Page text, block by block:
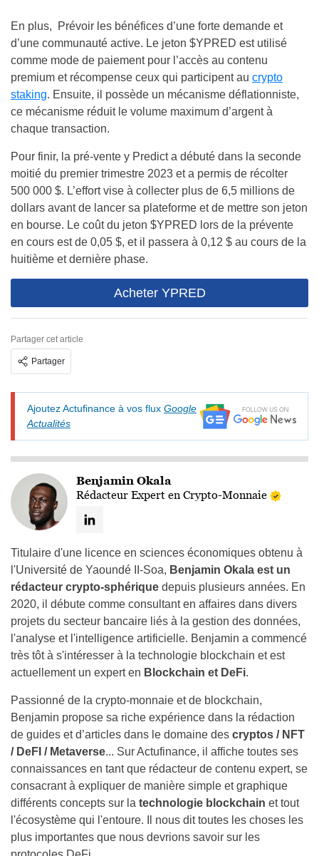
En plus, Prévoir les bénéfices d’une forte demande et
d’une communauté active. Le jeton $YPRED est utilisé
comme mode de paiement pour l’accès au contenu
premium et récompense ceux qui participent au crypto
staking. Ensuite, il possède un mécanisme déflationniste,
ce mécanisme réduit le volume maximum d’argent à
chaque transaction.
Pour finir, la pré-vente y Predict a débuté dans la seconde
moitié du premier trimestre 2023 et a permis de récolter
500 000 $. L’effort vise à collecter plus de 6,5 millions de
dollars avant de lancer sa plateforme et de mettre son jeton
en bourse. Le coût du jeton $YPRED lors de la prévente
en cours est de 0,05 $, et il passera à 0,12 $ au cours de la
huitième et dernière phase.
Acheter YPRED
Partager cet article
Partager
Ajoutez Actufinance à vos flux Google
Actualités
Benjamin Okala
Rédacteur Expert en Crypto-Monnaie
Titulaire d'une licence en sciences économiques obtenu à
l'Université de Yaoundé II-Soa, Benjamin Okala est un
rédacteur crypto-sphérique depuis plusieurs années. En
2020, il débute comme consultant en affaires dans divers
projets du secteur bancaire liés à la gestion des données,
l'analyse et l'intelligence artificielle. Benjamin a commencé
très tôt à s'intéresser à la technologie blockchain et est
actuellement un expert en Blockchain et DeFi.
Passionné de la crypto-monnaie et de blockchain,
Benjamin propose sa riche expérience dans la rédaction
de guides et d’articles dans le domaine des cryptos / NFT
/ DeFI / Metaverse... Sur Actufinance, il affiche toutes ses
connaissances en tant que rédacteur de contenu expert, se
consacrant à expliquer de manière simple et graphique
différents concepts sur la technologie blockchain et tout
l'écosystème qui l'entoure. Il nous dit toutes les choses les
plus importantes que nous devrions savoir sur les